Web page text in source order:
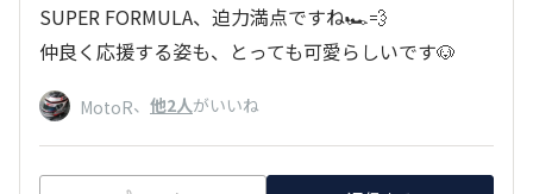
SUPER FORMULA、迫力満点ですね🏎️💨
仲良く応援する姿も、とっても可愛らしいです🐶
MotoR、 他2人がいいね